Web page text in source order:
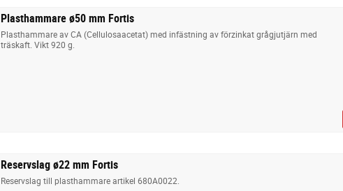
Plasthammare ø50 mm Fortis
Plasthammare av CA (Cellulosaacetat) med infästning av förzinkat grågjutjärn med
träskaft. Vikt 920 g.
Reservslag ø22 mm Fortis
Reservslag till plasthammare artikel 680A0022.